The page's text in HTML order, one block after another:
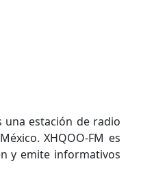
una estación de radio
XHQOO-FM es
y emite informativos